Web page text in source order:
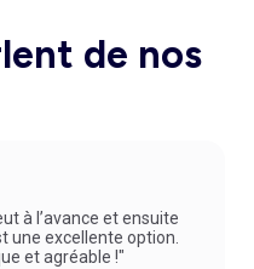
de nos
à l’avance et ensuite
une excellente option.
et agréable !"